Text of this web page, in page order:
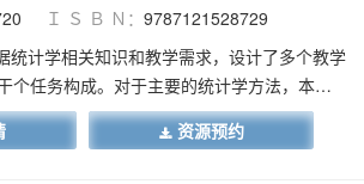
Ｉ Ｓ Ｂ Ｎ： 9787121528729
统计学相关知识和教学需求，设计了多个教学
个任务构成。对于主要的统计学方法，本书
演示，这不仅能够培养学生将理论知识应用
助于提升学生的动手操作能力，实现学生在
资源预约